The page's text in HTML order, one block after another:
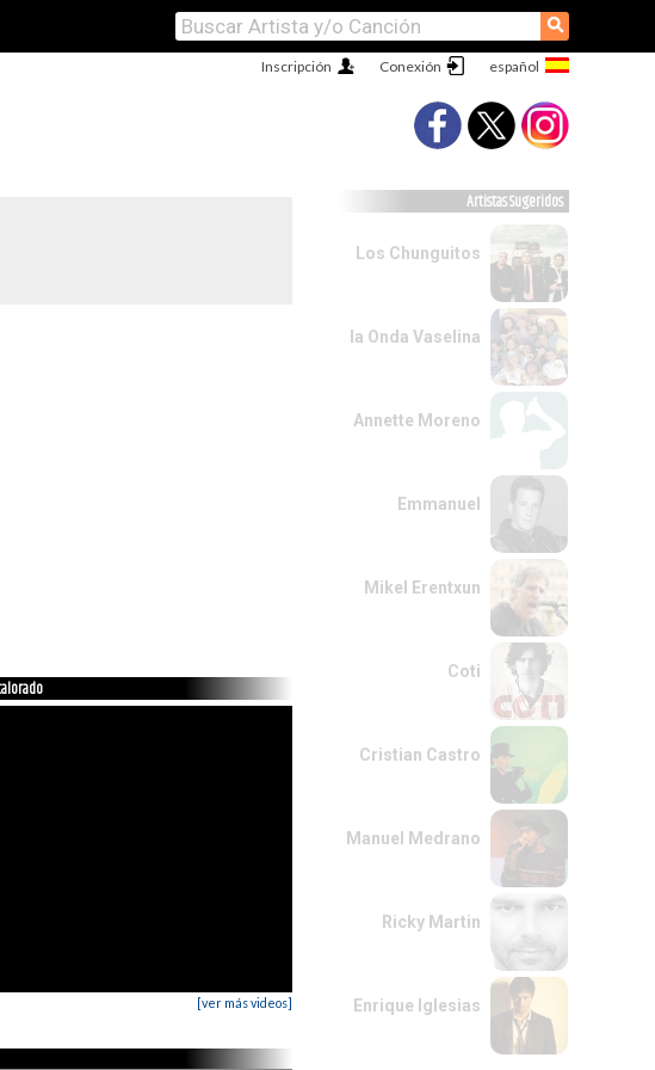
⚲
Conexión
Inscripción
[ver más videos]
Artistas Sugeridos
Los Chunguitos
la Onda Vaselina
Annette Moreno
Emmanuel
Mikel Erentxun
Coti
Cristian Castro
Manuel Medrano
Ricky Martin
Enrique Iglesias